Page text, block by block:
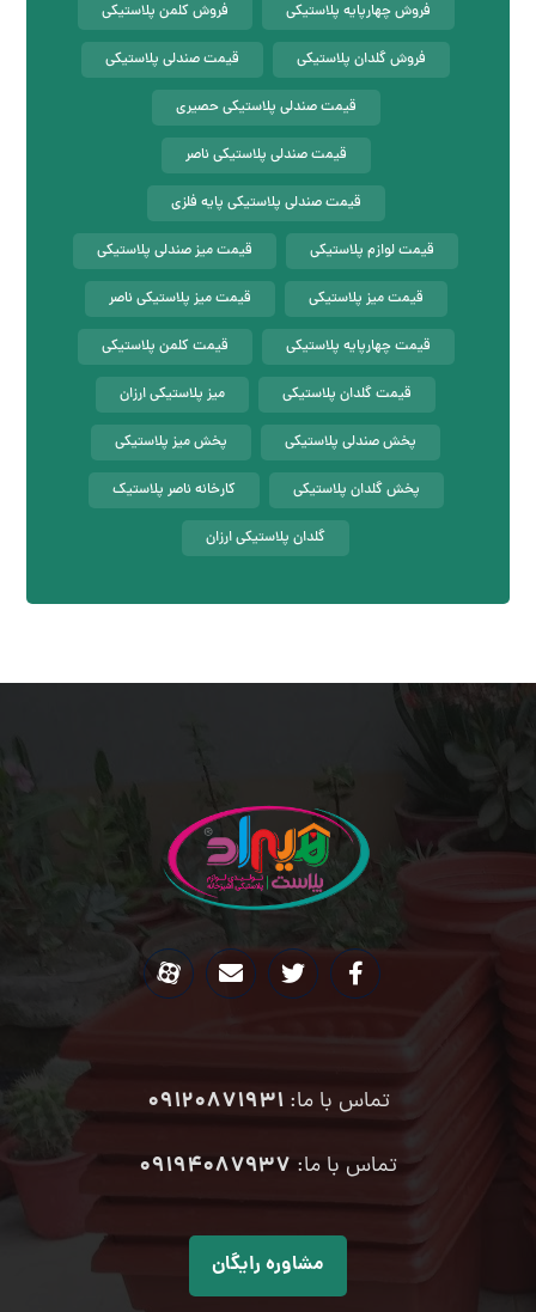
فروش چهارپایه پلاستیکی فروش کلمن پلاستیکی
فروش گلدان پلاستیکی قیمت صندلی پلاستیکی
قیمت صندلی پلاستیکی حصیری
قیمت صندلی پلاستیکی ناصر
قیمت صندلی پلاستیکی پایه فلزی
قیمت لوازم پلاستیکی قیمت میز صندلی پلاستیکی
قیمت میز پلاستیکی قیمت میز پلاستیکی ناصر
قیمت چهارپایه پلاستیکی قیمت کلمن پلاستیکی
قیمت گلدان پلاستیکی میز پلاستیکی ارزان
پخش صندلی پلاستیکی پخش میز پلاستیکی
پخش گلدان پلاستیکی کارخانه ناصر پلاستیک
گلدان پلاستیکی ارزان
تماس با ما:09120871931
تماس با ما: ۰۹۱۹۴۰۸۷۹۳۷
مشاوره رایگان